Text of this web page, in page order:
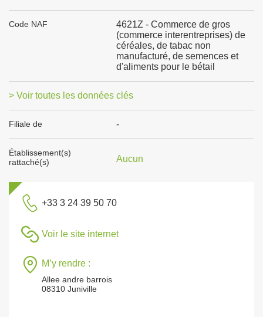
Code NAF
4621Z - Commerce de gros
(commerce interentreprises) de
céréales, de tabac non
manufacturé, de semences et
d'aliments pour le bétail
> Voir toutes les données clés
Filiale de -
Établissement(s)
rattaché(s)
Aucun
+33 3 24 39 50 70
Voir le site internet
M’y rendre :
Allee andre barrois
08310 Juniville